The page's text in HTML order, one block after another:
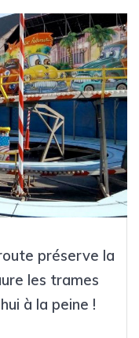
préserve la
les trames
à la peine !